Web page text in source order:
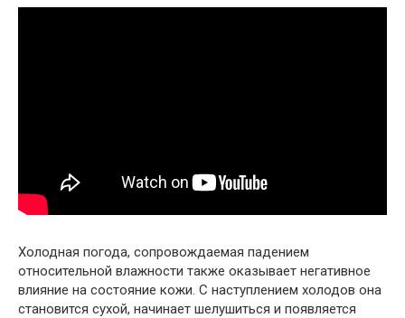
Холодная погода, сопровождаемая падением
относительной влажности также оказывает негативное
влияние на состояние кожи. С наступлением холодов она
становится сухой, начинает шелушиться и появляется